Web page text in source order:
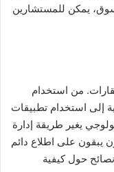
يمكن للمستشارين
من استخدام
إلى استخدام تطبيقات
يغير طريقة إدارة
يبقون على اطلاع دائم
حول كيفية